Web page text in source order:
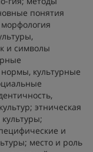
понятия
морфология
и символы
культурные
этническая
и
место и роль